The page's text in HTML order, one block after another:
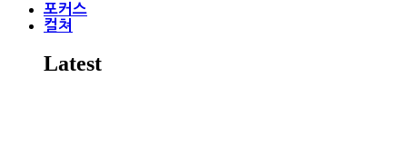
포커스
컬쳐
Latest